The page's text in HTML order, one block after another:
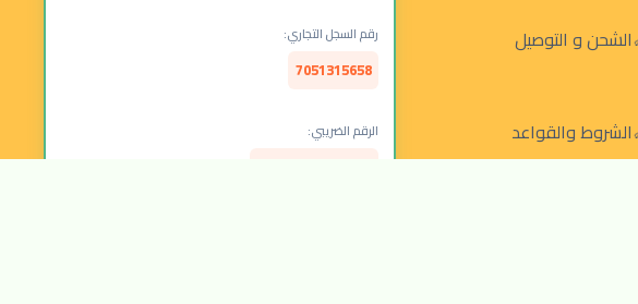
الشحن و التوصيل
الشروط والقواعد
رقم السجل التجاري:
7051315658
الرقم الضريبي: